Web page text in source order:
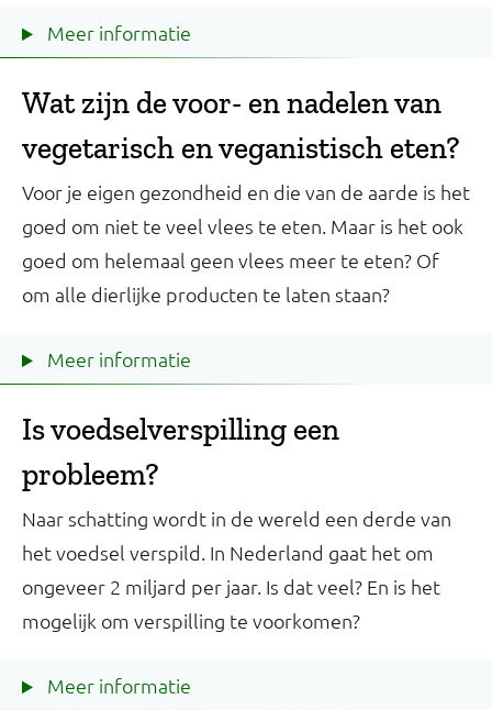
Meer informatie
Wat zijn de voor- en nadelen van
vegetarisch en veganistisch eten?
Voor je eigen gezondheid en die van de aarde is het
goed om niet te veel vlees te eten. Maar is het ook
goed om helemaal geen vlees meer te eten? Of
om alle dierlijke producten te laten staan?
Meer informatie
Is voedselverspilling een
probleem?
Naar schatting wordt in de wereld een derde van
het voedsel verspild. In Nederland gaat het om
ongeveer 2 miljard per jaar. Is dat veel? En is het
mogelijk om verspilling te voorkomen?
Meer informatie